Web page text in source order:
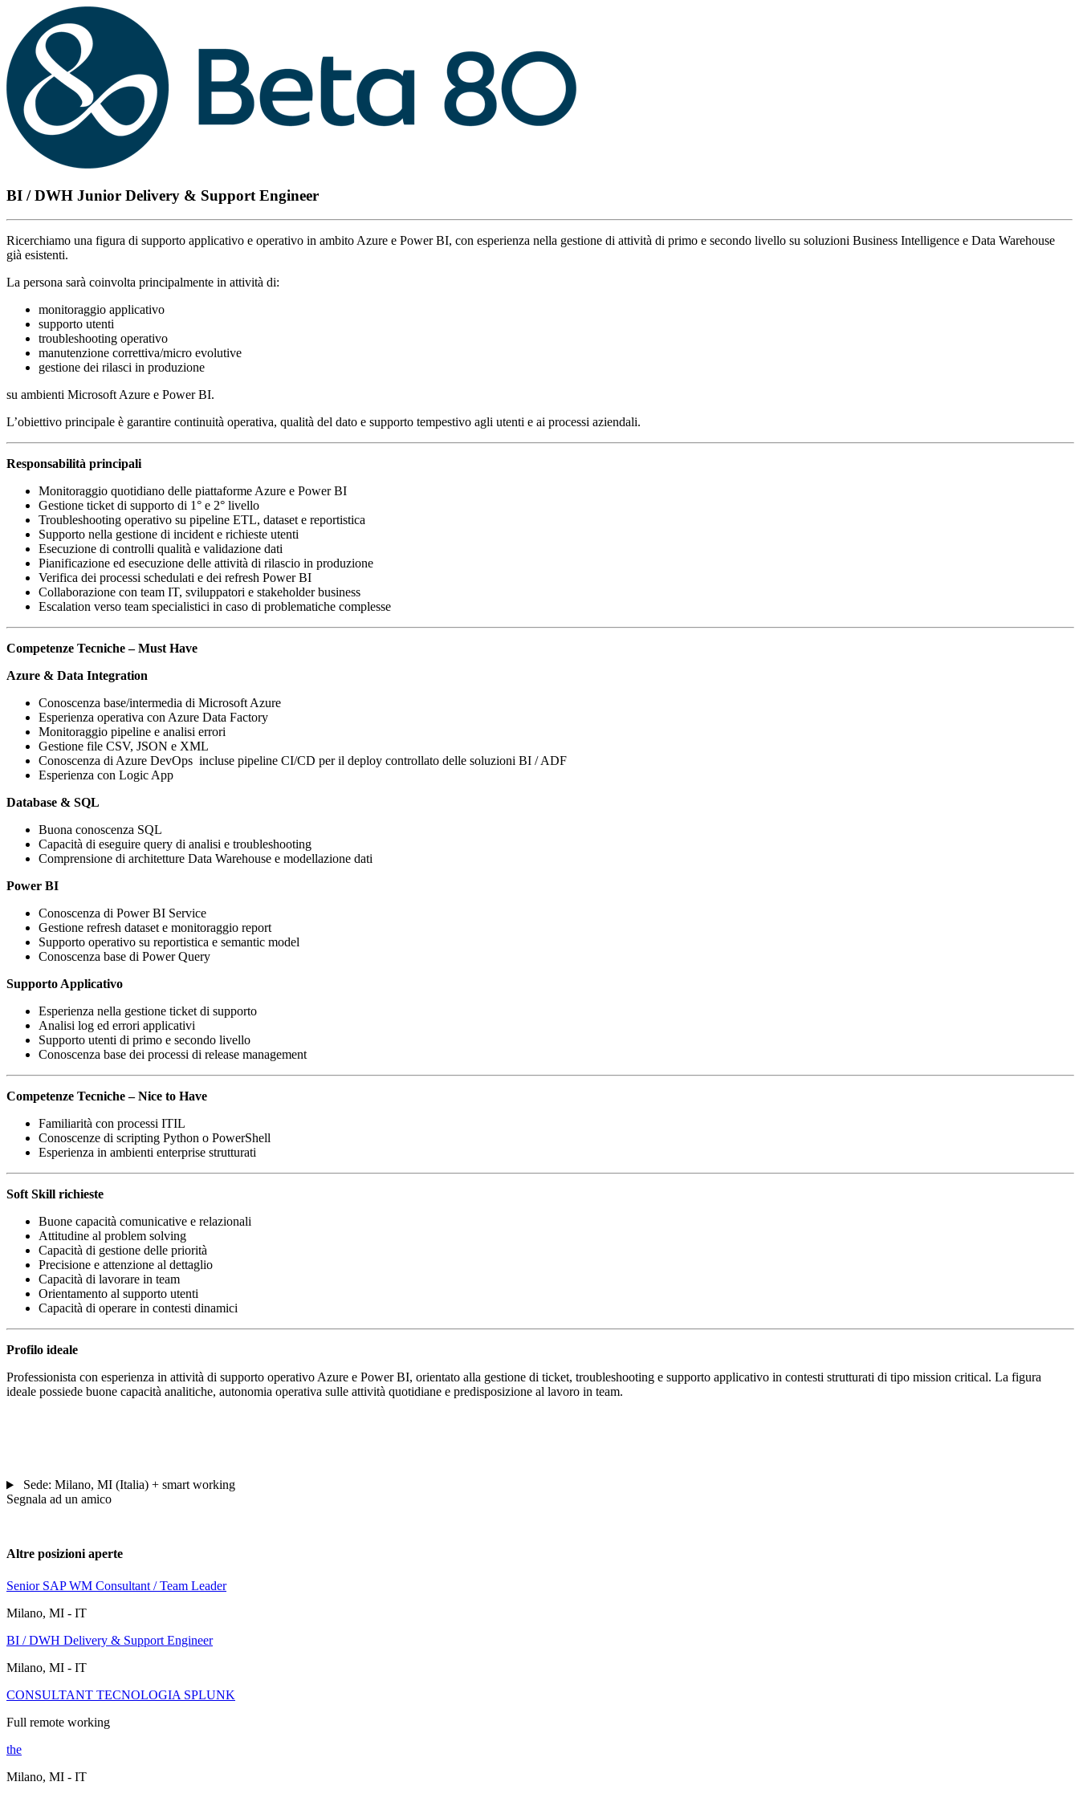
BI / DWH Junior Delivery & Support Engineer
Ricerchiamo una figura di supporto applicativo e operativo in ambito Azure e Power BI, con esperienza nella gestione di attività di primo e secondo livello su soluzioni Business Intelligence e Data Warehouse
già esistenti.
La persona sarà coinvolta principalmente in attività di:
monitoraggio applicativo
supporto utenti
troubleshooting operativo
manutenzione correttiva/micro evolutive
gestione dei rilasci in produzione
su ambienti Microsoft Azure e Power BI.
L’obiettivo principale è garantire continuità operativa, qualità del dato e supporto tempestivo agli utenti e ai processi aziendali.
Responsabilità principali
Monitoraggio quotidiano delle piattaforme Azure e Power BI
Gestione ticket di supporto di 1° e 2° livello
Troubleshooting operativo su pipeline ETL, dataset e reportistica
Supporto nella gestione di incident e richieste utenti
Esecuzione di controlli qualità e validazione dati
Pianificazione ed esecuzione delle attività di rilascio in produzione
Verifica dei processi schedulati e dei refresh Power BI
Collaborazione con team IT, sviluppatori e stakeholder business
Escalation verso team specialistici in caso di problematiche complesse
Competenze Tecniche – Must Have
Azure & Data Integration
Conoscenza base/intermedia di Microsoft Azure
Esperienza operativa con Azure Data Factory
Monitoraggio pipeline e analisi errori
Gestione file CSV, JSON e XML
Conoscenza di Azure DevOps incluse pipeline CI/CD per il deploy controllato delle soluzioni BI / ADF
Esperienza con Logic App
Database & SQL
Buona conoscenza SQL
Capacità di eseguire query di analisi e troubleshooting
Comprensione di architetture Data Warehouse e modellazione dati
Power BI
Conoscenza di Power BI Service
Gestione refresh dataset e monitoraggio report
Supporto operativo su reportistica e semantic model
Conoscenza base di Power Query
Supporto Applicativo
Esperienza nella gestione ticket di supporto
Analisi log ed errori applicativi
Supporto utenti di primo e secondo livello
Conoscenza base dei processi di release management
Competenze Tecniche – Nice to Have
Familiarità con processi ITIL
Conoscenze di scripting Python o PowerShell
Esperienza in ambienti enterprise strutturati
Soft Skill richieste
Buone capacità comunicative e relazionali
Attitudine al problem solving
Capacità di gestione delle priorità
Precisione e attenzione al dettaglio
Capacità di lavorare in team
Orientamento al supporto utenti
Capacità di operare in contesti dinamici
Profilo ideale
Professionista con esperienza in attività di supporto operativo Azure e Power BI, orientato alla gestione di ticket, troubleshooting e supporto applicativo in contesti strutturati di tipo mission critical. La figura
ideale possiede buone capacità analitiche, autonomia operativa sulle attività quotidiane e predisposizione al lavoro in team.
Sede: Milano, MI(Italia) + smart working
Segnala ad un amico
Altre posizioni aperte
Senior SAP WM Consultant / Team Leader
Milano, MI - IT
BI / DWH Delivery & Support Engineer
Milano, MI - IT
CONSULTANT TECNOLOGIA SPLUNK
Full remote working
the
Milano, MI - IT